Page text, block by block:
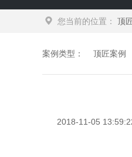
您当前的位置： 顶
案例类型： 顶匠案例
2018-11-05